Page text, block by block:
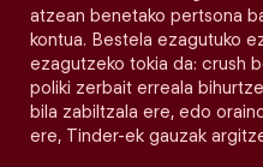
atzean benetako pertsona
kontua. Bestela ezagutuko
ezagutzeko tokia da: crush
poliki zerbait erreala
bila zabiltzala ere, edo
ere, Tinder-ek gauzak